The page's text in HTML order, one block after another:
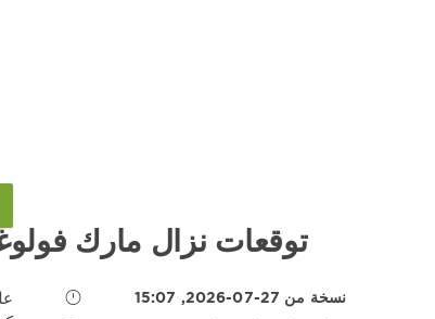
توقعات نزال مارك
نسخة من 27-07-2026, 15:07